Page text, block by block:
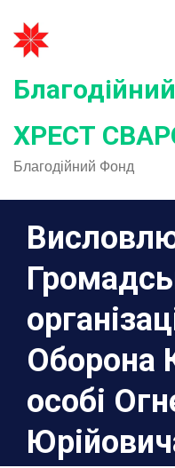
content
ХРЕСТ
Благодійний Фонд
Оборона
особі